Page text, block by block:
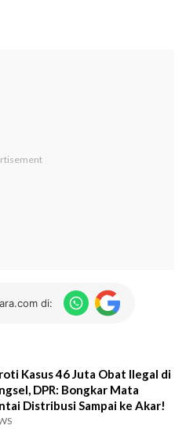
di:
Kasus 46 Juta Obat Ilegal di
DPR: Bongkar Mata
Distribusi Sampai ke Akar!